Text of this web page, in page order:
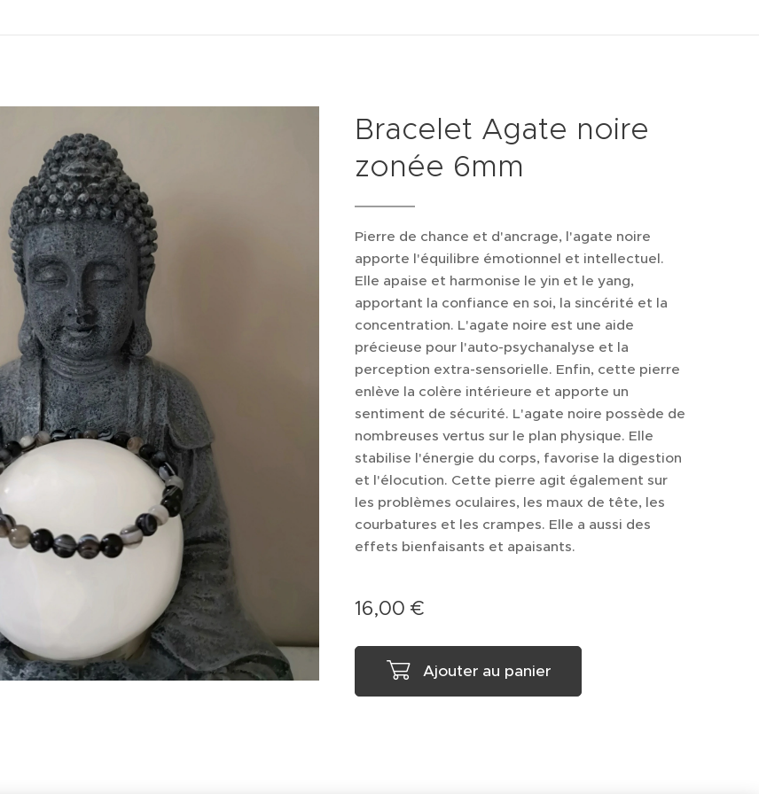
Bracelet Agate noire
zonée 6mm
Pierre de chance et d'ancrage, l'agate noire
apporte l'équilibre émotionnel et intellectuel.
Elle apaise et harmonise le yin et le yang,
apportant la confiance en soi, la sincérité et la
concentration. L'agate noire est une aide
précieuse pour l'auto-psychanalyse et la
perception extra-sensorielle. Enfin, cette pierre
enlève la colère intérieure et apporte un
sentiment de sécurité. L'agate noire possède de
nombreuses vertus sur le plan physique. Elle
stabilise l'énergie du corps, favorise la digestion
et l'élocution. Cette pierre agit également sur
les problèmes oculaires, les maux de tête, les
courbatures et les crampes. Elle a aussi des
effets bienfaisants et apaisants.
16,00 €
Ajouter au panier